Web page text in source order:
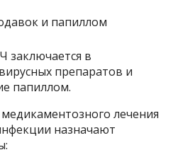
заключается в
препаратов и
папиллом.
лечения
назначают